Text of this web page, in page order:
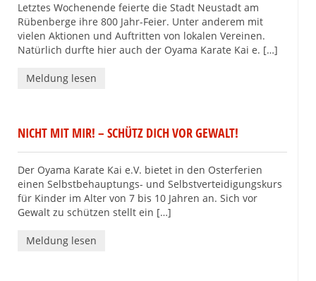
Letztes Wochenende feierte die Stadt Neustadt am
Rübenberge ihre 800 Jahr-Feier. Unter anderem mit
vielen Aktionen und Auftritten von lokalen Vereinen.
Natürlich durfte hier auch der Oyama Karate Kai e. […]
Meldung lesen
NICHT MIT MIR! – SCHÜTZ DICH VOR GEWALT!
Der Oyama Karate Kai e.V. bietet in den Osterferien
einen Selbstbehauptungs- und Selbstverteidigungskurs
für Kinder im Alter von 7 bis 10 Jahren an. Sich vor
Gewalt zu schützen stellt ein […]
Meldung lesen